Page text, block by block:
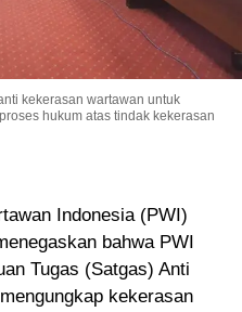
kekerasan wartawan untuk
hukum atas tindak kekerasan
Indonesia (PWI)
bahwa PWI
Tugas (Satgas) Anti
kekerasan